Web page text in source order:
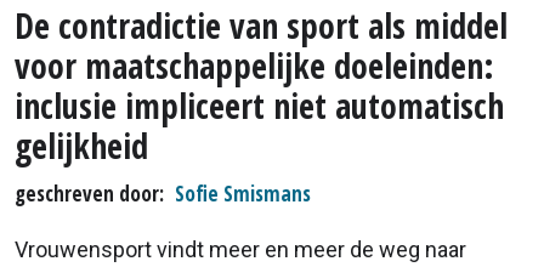
De contradictie van sport als middel
voor maatschappelijke doeleinden:
inclusie impliceert niet automatisch
gelijkheid
geschreven door Sofie Smismans
Vrouwensport vindt meer en meer de weg naar